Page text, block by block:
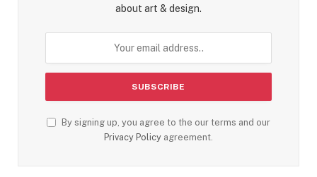
about art & design.
By signing up, you agree to the our terms and our
Privacy Policy agreement.